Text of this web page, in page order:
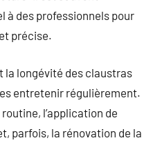
à des professionnels pour
précise.
la longévité des claustras
entretenir régulièrement.
l’application de
parfois, la rénovation de la